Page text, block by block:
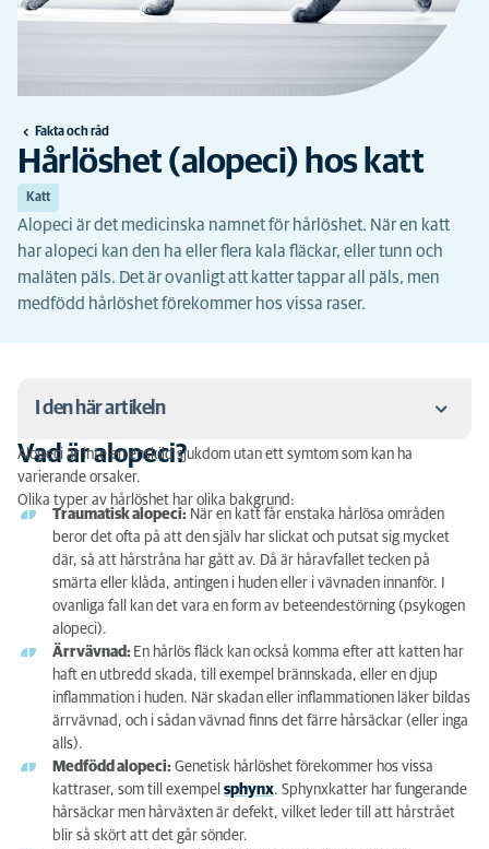
Fakta och råd
Hårlöshet (alopeci) hos katt
Katt
Alopeci är det medicinska namnet för hårlöshet. När en katt
har alopeci kan den ha eller flera kala fläckar, eller tunn och
maläten päls. Det är ovanligt att katter tappar all päls, men
medfödd hårlöshet förekommer hos vissa raser.
I den här artikeln
Vad är alopeci?
Vad orsakar hårlöshet och håravfall hos katter?
Symtom vid alopeci hos katt
Undersökning
Hur behandlas hårlöshet hos katt?
Vad ska jag göra om min katt har alopeci?
Vad är alopeci?
Alopeci är inte en enskild sjukdom utan ett symtom som kan ha
varierande orsaker.
Olika typer av hårlöshet har olika bakgrund:
Traumatisk alopeci: När en katt får enstaka hårlösa områden
beror det ofta på att den själv har slickat och putsat sig mycket
där, så att hårstråna har gått av. Då är håravfallet tecken på
smärta eller klåda, antingen i huden eller i vävnaden innanför. I
ovanliga fall kan det vara en form av beteendestörning (psykogen
alopeci).
Ärrvävnad: En hårlös fläck kan också komma efter att katten har
haft en utbredd skada, till exempel brännskada, eller en djup
inflammation i huden. När skadan eller inflammationen läker bildas
ärrvävnad, och i sådan vävnad finns det färre hårsäckar (eller inga
alls).
Medfödd alopeci: Genetisk hårlöshet förekommer hos vissa
kattraser, som till exempel sphynx. Sphynxkatter har fungerande
hårsäckar men hårväxten är defekt, vilket leder till att hårstrået
blir så skört att det går sönder.